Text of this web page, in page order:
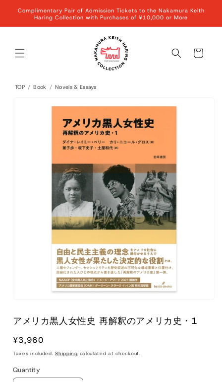
Skip to
content
Complimentary Pair of Admission Tickets to the Nakamura Keith
Haring Collection with Purchases of ¥10,000 or More
Cart
TOP / Book / Novels & Essays
アメリカ黒人女性史 再解釈のアメリカ史・1
Regular
price
¥3,960
Taxes included.Shipping calculated at checkout.
Quantity
Quantity